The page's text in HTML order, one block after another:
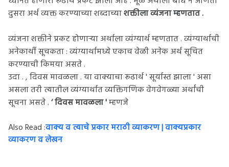
दुसरा अर्थ व्यक्त करण्याच्या शब्दाच्याशक्तीला व्यंजना म्हणतात .
व्यंजना शक्तीने प्रकट होणाऱ्या अर्थाला व्यंग्यार्थ म्हणतात . व्यंग्यार्थाची
अनेकार्थी सूचकता : व्यंग्यार्थामध्ये एकाच वेळी अनेक अर्थ सूचित
करण्याची किमया असते .
उदा . , दिवस मावळला . या वाक्याचा रूढार्थ ' सूर्यास्त झाला ' असा
असला तरी त्यातील व्यंग्यार्थात व्यक्तिगणिक वेगवेगळ्या अर्थांची
सूचना असते .‘ दिवस मावळला 'म्हणजे
Also Read :वाक्य व त्याचे प्रकार मराठी व्याकरण | वाक्यप्रकार
व्याकरण व लेखन